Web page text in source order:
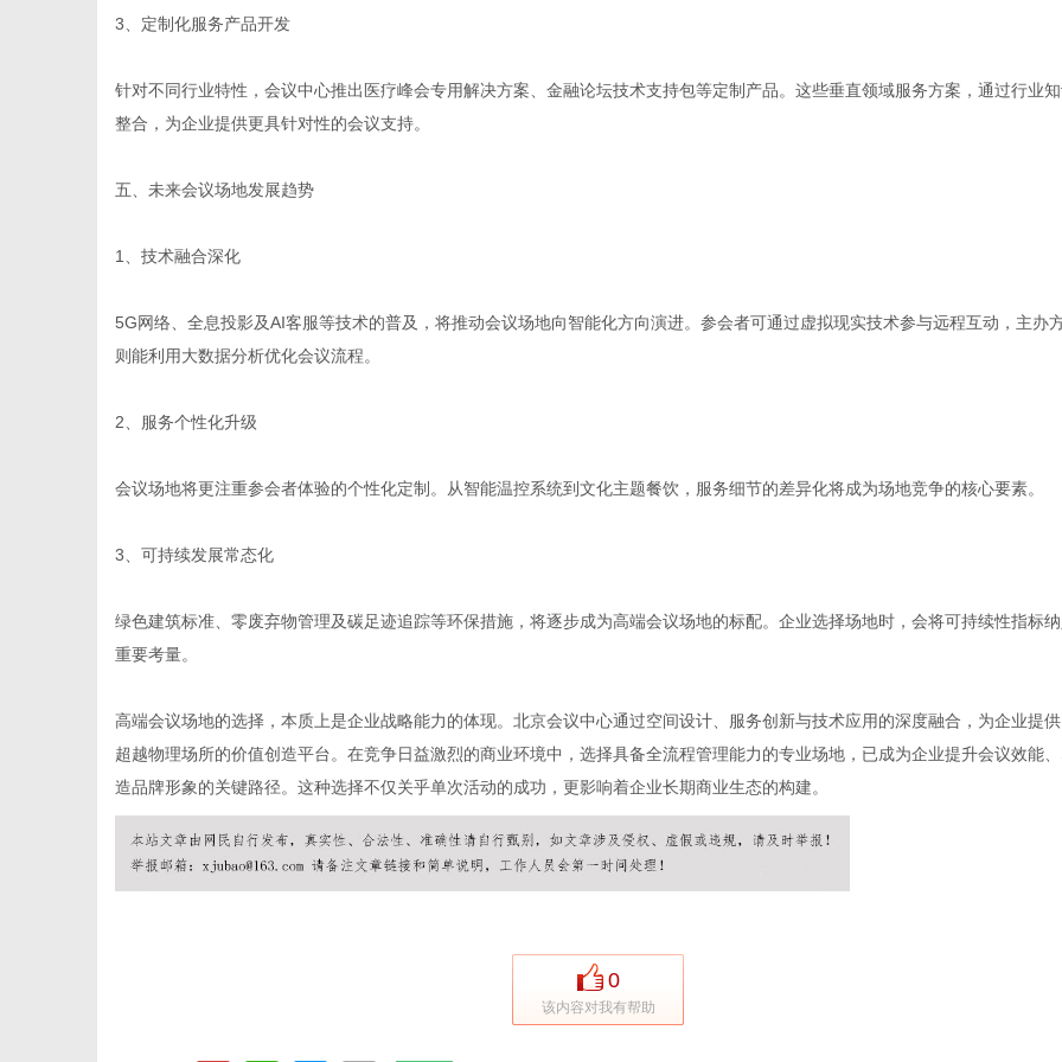
3、定制化服务产品开发
针对不同行业特性，会议中心推出医疗峰会专用解决方案、金融论坛技术支持包等定制产品。这些垂直领域服务方案，通过行业
整合，为企业提供更具针对性的会议支持。
五、未来会议场地发展趋势
1、技术融合深化
5G网络、全息投影及AI客服等技术的普及，将推动会议场地向智能化方向演进。参会者可通过虚拟现实技术参与远程互动，主办
则能利用大数据分析优化会议流程。
2、服务个性化升级
会议场地将更注重参会者体验的个性化定制。从智能温控系统到文化主题餐饮，服务细节的差异化将成为场地竞争的核心要素。
3、可持续发展常态化
绿色建筑标准、零废弃物管理及碳足迹追踪等环保措施，将逐步成为高端会议场地的标配。企业选择场地时，会将可持续性指标
重要考量。
高端会议场地的选择，本质上是企业战略能力的体现。北京会议中心通过空间设计、服务创新与技术应用的深度融合，为企业提
超越物理场所的价值创造平台。在竞争日益激烈的商业环境中，选择具备全流程管理能力的专业场地，已成为企业提升会议效能
造品牌形象的关键路径。这种选择不仅关乎单次活动的成功，更影响着企业长期商业生态的构建。
0
该内容对我有帮助